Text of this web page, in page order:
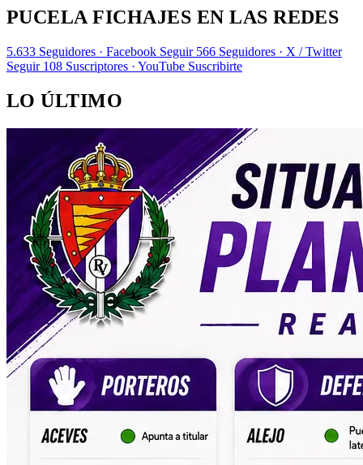
PUCELA FICHAJES EN LAS REDES
5.633 Seguidores · Facebook Seguir 566 Seguidores · X / Twitter
Seguir 108 Suscriptores · YouTube Suscribirte
LO ÚLTIMO